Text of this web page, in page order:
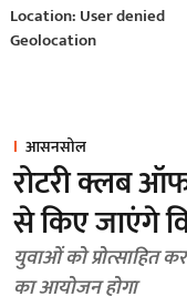
Location: User denied
Geolocation
आसनसोल
रोटरी क्लब
से किए जाएंगे
युवाओं को प्रोत्साहित
का आयोजन होगा